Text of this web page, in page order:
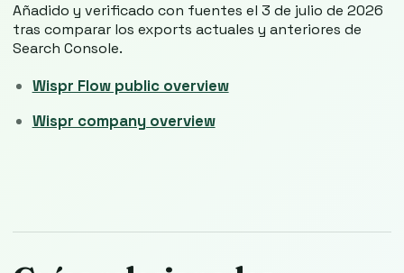
Añadido y verificado con fuentes el 3 de julio de 2026
tras comparar los exports actuales y anteriores de
Search Console.
Wispr Flow public overview
Wispr company overview